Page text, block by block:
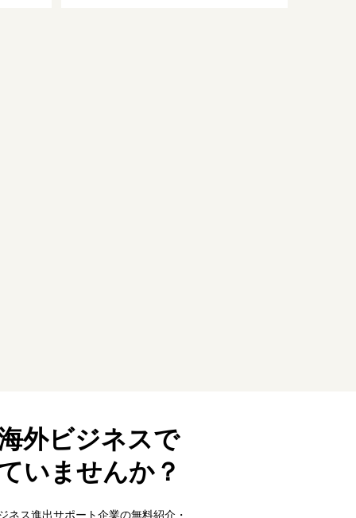
外ビジネスで
いませんか？
ネス進出サポート企業の無料紹介・